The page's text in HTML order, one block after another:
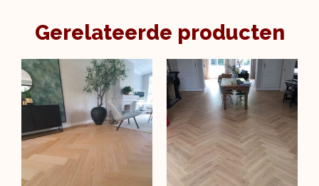
Gerelateerde producten